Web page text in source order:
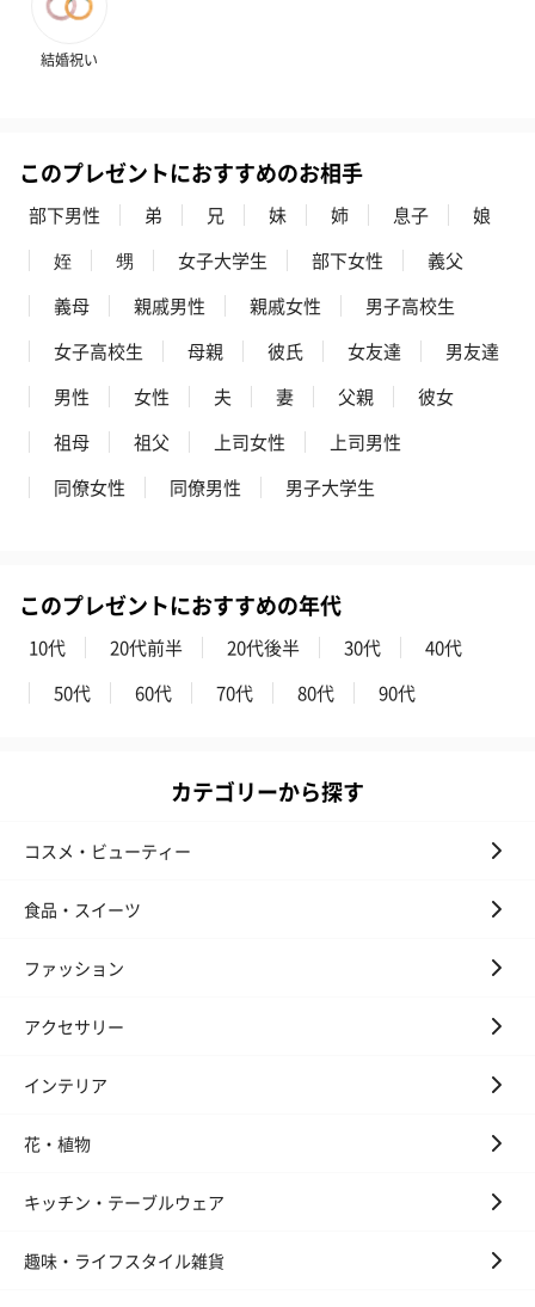
結婚祝い
このプレゼントにおすすめのお相手
部下男性 弟 兄 妹 姉 息子
娘
姪
甥 女子大学生 部下女性
義父
義母
親戚男性 親戚女性
男子高校生
女子高校生
母親 彼氏 女友達
男友達
男性
女性 夫 妻 父親
彼女
祖母
祖父 上司女性
上司男性
同僚女性
同僚男性 男子大学生
このプレゼントにおすすめの年代
10代 20代前半 20代後半 30代
40代
50代
60代 70代 80代 90代
カテゴリーから探す
コスメ・ビューティー
食品・スイーツ
ファッション
アクセサリー
インテリア
花・植物
キッチン・テーブルウェア
趣味・ライフスタイル雑貨